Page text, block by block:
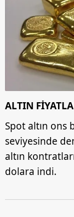
ALTIN
Spot altın ons
seviyesinde
altın
dolara indi.